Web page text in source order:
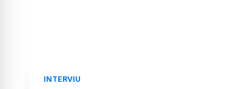
INTERVIU